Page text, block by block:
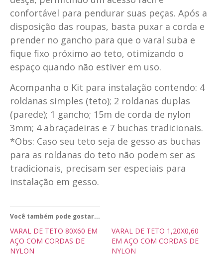
confortável para pendurar suas peças. Após a
disposição das roupas, basta puxar a corda e
prender no gancho para que o varal suba e
fique fixo próximo ao teto, otimizando o
espaço quando não estiver em uso.
Acompanha o Kit para instalação contendo: 4
roldanas simples (teto); 2 roldanas duplas
(parede); 1 gancho; 15m de corda de nylon
3mm; 4 abraçadeiras e 7 buchas tradicionais.
*Obs: Caso seu teto seja de gesso as buchas
para as roldanas do teto não podem ser as
tradicionais, precisam ser especiais para
instalação em gesso.
Você também pode gostar...
VARAL DE TETO 80X60 EM
AÇO COM CORDAS DE
NYLON
VARAL DE TETO 1,20X0,60
EM AÇO COM CORDAS DE
NYLON